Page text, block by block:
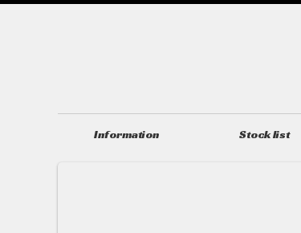
Information Stock list